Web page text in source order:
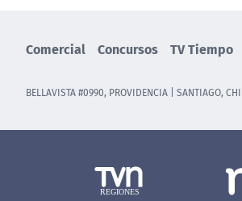
Comercial Concursos TV Tiempo
BELLAVISTA #0990, PROVIDENCIA | SANTIAGO,